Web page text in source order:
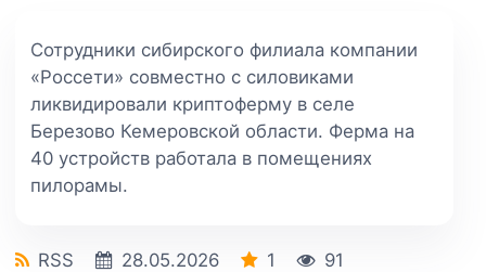
Сотрудники сибирского филиала компании
«Россети» совместно с силовиками
ликвидировали криптоферму в селе
Березово Кемеровской области. Ферма на
40 устройств работала в помещениях
пилорамы.
RSS 28.05.2026 1
91